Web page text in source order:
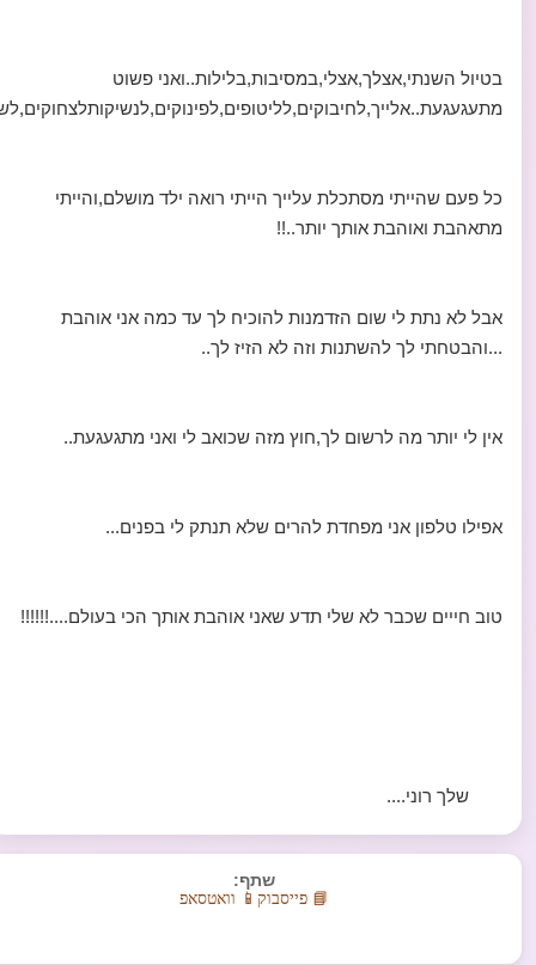
בטיול השנתי,אצלך,אצלי,במסיבות,בלילות..ואני פשוט
כל פעם שהייתי מסתכלת עלייך הייתי רואה ילד מושלם,והייתי
מתאהבת ואוהבת אותך יותר..!!
אבל לא נתת לי שום הזדמנות להוכיח לך עד כמה אני אוהבת
...והבטחתי לך להשתנות וזה לא הזיז לך..
אין לי יותר מה לרשום לך,חוץ מזה שכואב לי ואני מתגעגעת..
אפילו טלפון אני מפחדת להרים שלא תנתק לי בפנים...
טוב חייים שכבר לא שלי תדע שאני אוהבת אותך הכי בעולם....!!!!!!
שלך רוני....
שתף:
📘 פייסבוק 📱 וואטסאפ